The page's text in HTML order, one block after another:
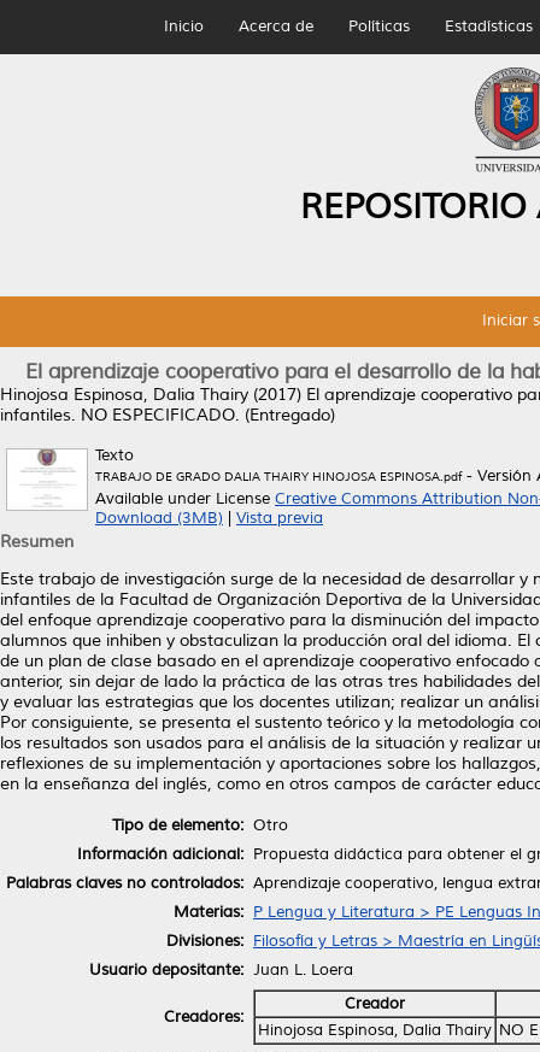
Inicio Acerca de Políticas Estadísticas
Iniciar
El aprendizaje cooperativo para el desarrollo de la
Hinojosa Espinosa, Dalia Thairy (2017) El aprendizaje cooperativo
infantiles. NO ESPECIFICADO. (Entregado)
Texto
TRABAJO DE GRADO DALIA THAIRY HINOJOSA ESPINOSA.pdf- Versión
Available under License Creative Commons Attribution
Download (3MB)
Vista previa
Resumen
Este trabajo de investigación surge de la necesidad de desarrollar
infantiles de la Facultad de Organización Deportiva de la
del enfoque aprendizaje cooperativo para la disminución del
alumnos que inhiben y obstaculizan la producción oral del idioma.
de un plan de clase basado en el aprendizaje cooperativo
anterior, sin dejar de lado la práctica de las otras tres habilidades
y evaluar las estrategias que los docentes utilizan; realizar un
Por consiguiente, se presenta el sustento teórico y la metodología
los resultados son usados para el análisis de la situación y
reflexiones de su implementación y aportaciones sobre los
en la enseñanza del inglés, como en otros campos de carácter
Tipo de elemento: Otro
Información adicional: Propuesta didáctica para obtener el
Palabras claves no controlados: Aprendizaje cooperativo, lengua
Materias: P Lengua y Literatura > PE Lenguas
Divisiones: Filosofía y Letras > Maestría en
Usuario depositante: Juan L. Loera
Creadores:
Creador
Hinojosa Espinosa, Dalia Thairy NO